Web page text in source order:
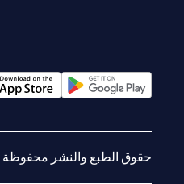
حقوق الطبع والنشر محفوظة ©2026 سيتي جروب